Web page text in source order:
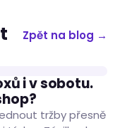
Zpět na blog →
i v sobotu.
tržby přesně